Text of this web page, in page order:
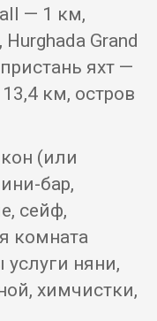
— 1 км,
Grand
яхт —
км, остров
(или
бар,
сейф,
комната
няни,
химчистки,